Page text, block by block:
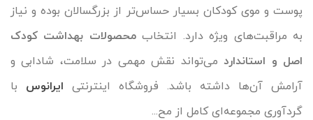
پوست و موی کودکان بسیار حساس‌تر از بزرگسالان بوده و نیاز
به مراقبت‌های ویژه دارد. انتخابمحصولات بهداشت کودک
اصل و استاندارد می‌تواند نقش مهمی در سلامت، شادابی و
آرامش آن‌ها داشته باشد. فروشگاه اینترنتی ایرانوس با
گردآوری مجموعه‌ای کامل از مح...